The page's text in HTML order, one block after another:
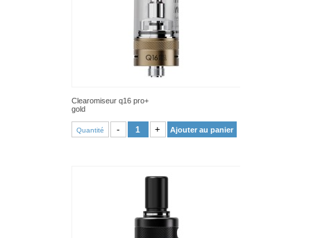
Clearomiseur q16 pro+
gold
Quantité - + Ajouter au panier